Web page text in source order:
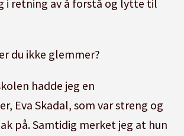
i retning av å forstå og lytte til
du ikke glemmer?
hadde jeg en
Eva Skadal, som var streng og
på. Samtidig merket jeg at hun